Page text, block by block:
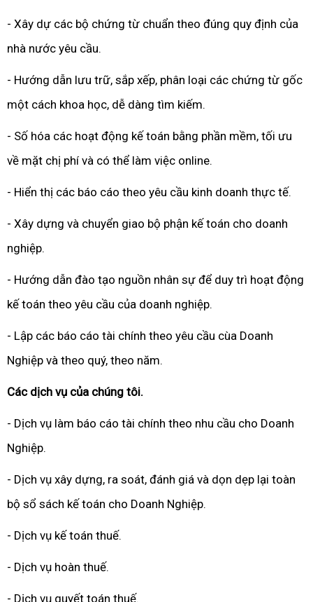
- Xây dự các bộ chứng từ chuẩn theo đúng quy định của
nhà nước yêu cầu.
- Hướng dẫn lưu trữ, sắp xếp, phân loại các chứng từ gốc
một cách khoa học, dễ dàng tìm kiếm.
- Số hóa các hoạt động kế toán bằng phần mềm, tối ưu
về mặt chị phí và có thể làm việc online.
- Hiển thị các báo cáo theo yêu cầu kinh doanh thực tế.
- Xây dựng và chuyển giao bộ phận kế toán cho doanh
nghiệp.
- Hướng dẫn đào tạo nguồn nhân sự để duy trì hoạt động
kế toán theo yêu cầu của doanh nghiệp.
- Lập các báo cáo tài chính theo yêu cầu cùa Doanh
Nghiệp và theo quý, theo năm.
Các dịch vụ của chúng tôi.
- Dịch vụ làm báo cáo tài chính theo nhu cầu cho Doanh
Nghiệp.
- Dịch vụ xây dựng, ra soát, đánh giá và dọn dẹp lại toàn
bộ sổ sách kế toán cho Doanh Nghiệp.
- Dịch vụ kế toán thuế.
- Dịch vụ hoàn thuế.
- Dịch vụ quyết toán thuế.